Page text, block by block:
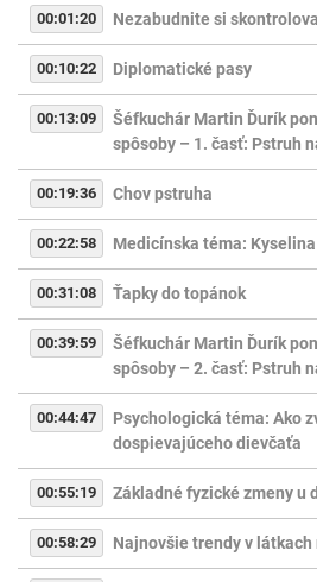
00:01:20 Nezabudnite si
00:10:22 Diplomatické pasy
00:13:09
Šéfkuchár Martin Ďurík
spôsoby – 1. časť: Pstruh
00:19:36 Chov pstruha
00:22:58 Medicínska téma:
00:31:08 Ťapky do topánok
00:39:59
Šéfkuchár Martin Ďurík
spôsoby – 2. časť: Pstruh
00:44:47
Psychologická téma: Ako
dospievajúceho dievčaťa
00:55:19 Základné fyzické zmeny u
00:58:29 Najnovšie trendy v látkach